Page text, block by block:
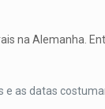
na Alemanha.
as datas